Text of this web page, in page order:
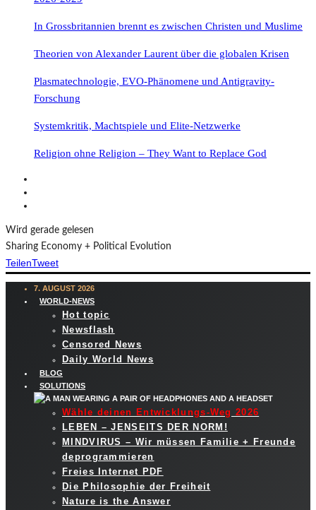
In Grossbritannien brennt es zwischen Christen und Muslime
Theorien von Alexander Laurent über die globalen Krisen
Plasmatechnologie, EVO-Phänomene und Antigravity-
Forschung
Systemkritik, Machtspiele und Elite-Netzwerke
Religion ohne Religion – They Want to Replace God
Wird gerade gelesen
Sharing Economy + Political Evolution
TeilenTweet
7. AUGUST 2026
WORLD-NEWS
Hot topic
Newsflash
Censored News
Daily World News
BLOG
SOLUTIONS
Wähle deinen Entwicklungs-Weg 2026
LEBEN – JENSEITS DER NORM!
MINDVIRUS – Wir müssen Familie + Freunde
deprogrammieren
Freies Internet PDF
Die Philosophie der Freiheit
Nature is the Answer